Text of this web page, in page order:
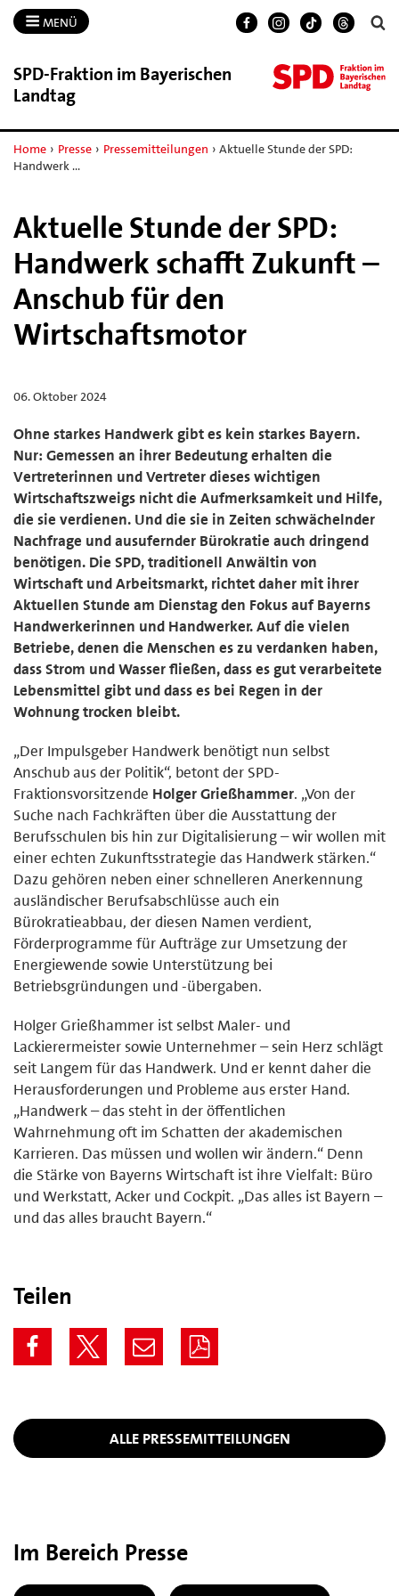
MENÜ
SPD-​Fraktion im Bayerischen
Landtag
Home › Presse › Pressemitteilungen › Aktuelle Stunde der SPD:
Handwerk …
Aktuelle Stunde der SPD:
Handwerk schafft Zukunft –
Anschub für den
Wirtschaftsmotor
06. Oktober 2024
Ohne starkes Handwerk gibt es kein starkes Bayern.
Nur: Gemessen an ihrer Bedeutung erhalten die
Vertreterinnen und Vertreter dieses wichtigen
Wirtschaftszweigs nicht die Aufmerksamkeit und Hilfe,
die sie verdienen. Und die sie in Zeiten schwächelnder
Nachfrage und ausufernder Bürokratie auch dringend
benötigen. Die SPD, traditionell Anwältin von
Wirtschaft und Arbeitsmarkt, richtet daher mit ihrer
Aktuellen Stunde am Dienstag den Fokus auf Bayerns
Handwerkerinnen und Handwerker. Auf die vielen
Betriebe, denen die Menschen es zu verdanken haben,
dass Strom und Wasser fließen, dass es gut verarbeitete
Lebensmittel gibt und dass es bei Regen in der
Wohnung trocken bleibt.
„Der Impulsgeber Handwerk benötigt nun selbst
Anschub aus der Politik“, betont der SPD-
Fraktionsvorsitzende Holger Grießhammer. „Von der
Suche nach Fachkräften über die Ausstattung der
Berufsschulen bis hin zur Digitalisierung – wir wollen mit
einer echten Zukunftsstrategie das Handwerk stärken.“
Dazu gehören neben einer schnelleren Anerkennung
ausländischer Berufsabschlüsse auch ein
Bürokratieabbau, der diesen Namen verdient,
Förderprogramme für Aufträge zur Umsetzung der
Energiewende sowie Unterstützung bei
Betriebsgründungen und -übergaben.
Holger Grießhammer ist selbst Maler- und
Lackierermeister sowie Unternehmer – sein Herz schlägt
seit Langem für das Handwerk. Und er kennt daher die
Herausforderungen und Probleme aus erster Hand.
„Handwerk – das steht in der öffentlichen
Wahrnehmung oft im Schatten der akademischen
Karrieren. Das müssen und wollen wir ändern.“ Denn
die Stärke von Bayerns Wirtschaft ist ihre Vielfalt: Büro
und Werkstatt, Acker und Cockpit. „Das alles ist Bayern –
und das alles braucht Bayern.“
Teilen
ALLE PRESSEMITTEILUNGEN
Im Bereich Presse